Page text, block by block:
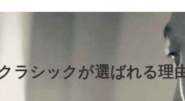
ラシックが選ばれる理